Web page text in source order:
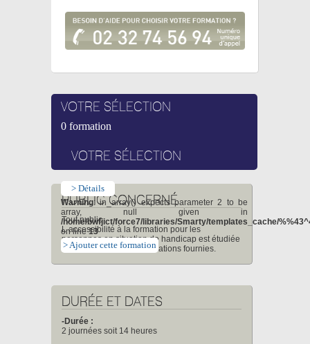
0 formation
VOTRE SÉLECTION
> Détails
Warning: in_array() expects parameter 2 to be
array, null given in
/home/bwfjict/force7/libraries/Smarty/templates_cache/
on line13
> Ajouter cette formation
PUBLIC CONCERNÉ
Tout public
L accessibilité à la formation pour les
personnes en situation de handicap est étudiée
en amont selon les informations fournies.
DURÉE ET DATES
-Durée :
2 journées soit 14 heures